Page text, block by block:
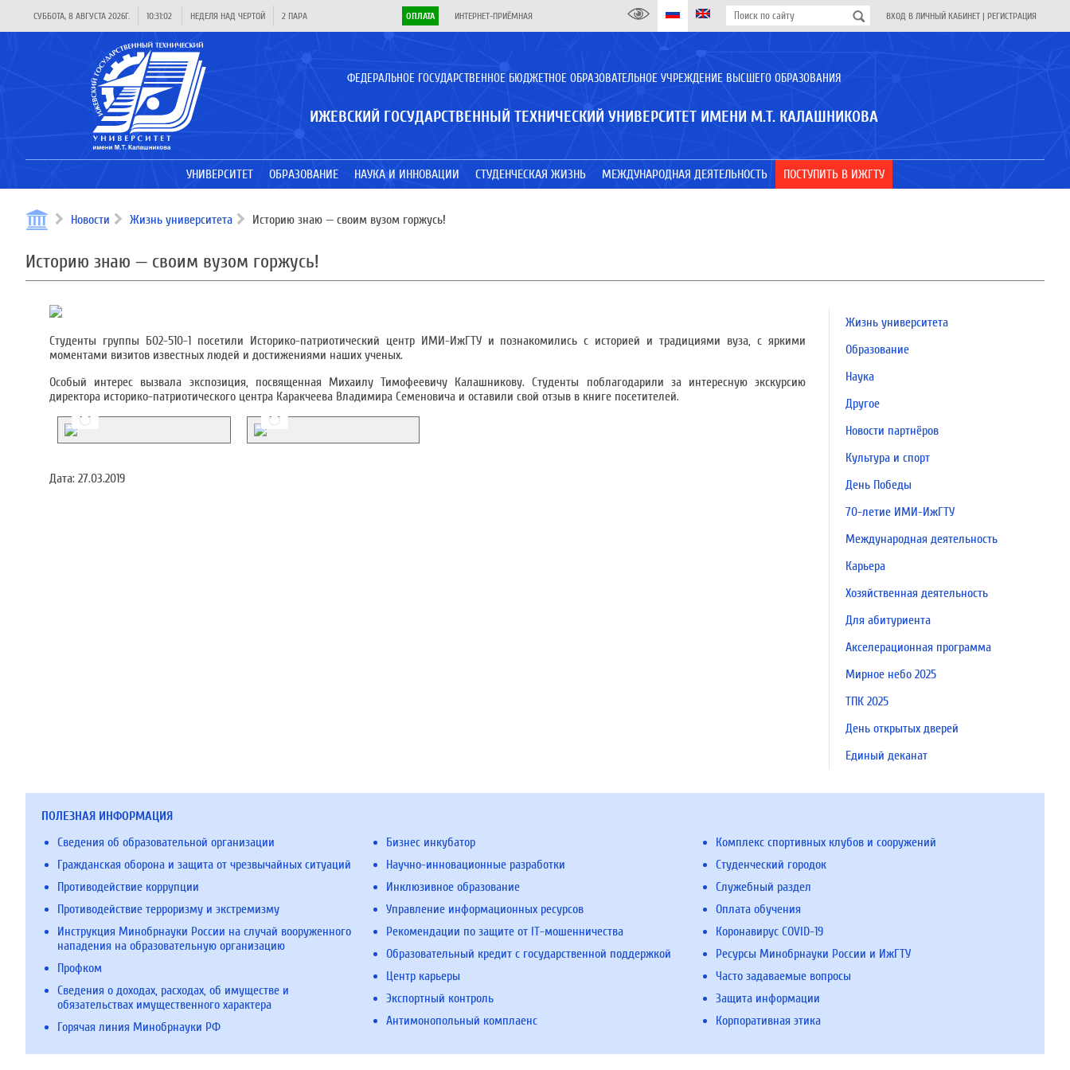
СУББОТА, 8 АВГУСТА 2026Г. 10:31:02 НЕДЕЛЯ НАД ЧЕРТОЙ 2 ПАРА ОПЛАТА ИНТЕРНЕТ-ПРИЁМНАЯ ВХОД В ЛИЧНЫЙ КАБИНЕТ | РЕГИСТРАЦИЯ
ФЕДЕРАЛЬНОЕ ГОСУДАРСТВЕННОЕ БЮДЖЕТНОЕ ОБРАЗОВАТЕЛЬНОЕ УЧРЕЖДЕНИЕ ВЫСШЕГО ОБРАЗОВАНИЯ
ИЖЕВСКИЙ ГОСУДАРСТВЕННЫЙ ТЕХНИЧЕСКИЙ УНИВЕРСИТЕТ ИМЕНИ М.Т. КАЛАШНИКОВА
УНИВЕРСИТЕТ ОБРАЗОВАНИЕ НАУКА И ИННОВАЦИИ СТУДЕНЧЕСКАЯ ЖИЗНЬ МЕЖДУНАРОДНАЯ ДЕЯТЕЛЬНОСТЬ ПОСТУПИТЬ В ИЖГТУ
Новости Жизнь университета Историю знаю — своим вузом горжусь!
Историю знаю — своим вузом горжусь!
Студенты группы Б02-510-1 посетили Историко-патриотический центр ИМИ-ИжГТУ и познакомились с историей и традициями вуза, с яркими
моментами визитов известных людей и достижениями наших ученых.
Особый интерес вызвала экспозиция, посвященная Михаилу Тимофеевичу Калашникову. Студенты поблагодарили за интересную экскурсию
директора историко-патриотического центра Каракчеева Владимира Семеновича и оставили свой отзыв в книге посетителей.
Дата: 27.03.2019
Жизнь университета
Образование
Наука
Другое
Новости партнёров
Культура и спорт
День Победы
70-летие ИМИ-ИжГТУ
Международная деятельность
Карьера
Хозяйственная деятельность
Для абитуриента
Акселерационная программа
Мирное небо 2025
ТПК 2025
День открытых дверей
Единый деканат
ПОЛЕЗНАЯ ИНФОРМАЦИЯ
Сведения об образовательной организации
Гражданская оборона и защита от чрезвычайных ситуаций
Противодействие коррупции
Противодействие терроризму и экстремизму
Инструкция Минобрнауки России на случай вооруженного
нападения на образовательную организацию
Профком
Сведения о доходах, расходах, об имуществе и
обязательствах имущественного характера
Горячая линия Минобрнауки РФ
Бизнес инкубатор
Научно-инновационные разработки
Инклюзивное образование
Управление информационных ресурсов
Рекомендации по защите от IT-мошенничества
Образовательный кредит с государственной поддержкой
Центр карьеры
Экспортный контроль
Антимонопольный комплаенс
Комплекс спортивных клубов и сооружений
Студенческий городок
Служебный раздел
Оплата обучения
Коронавирус COVID-19
Ресурсы Минобрнауки России и ИжГТУ
Часто задаваемые вопросы
Защита информации
Корпоративная этика